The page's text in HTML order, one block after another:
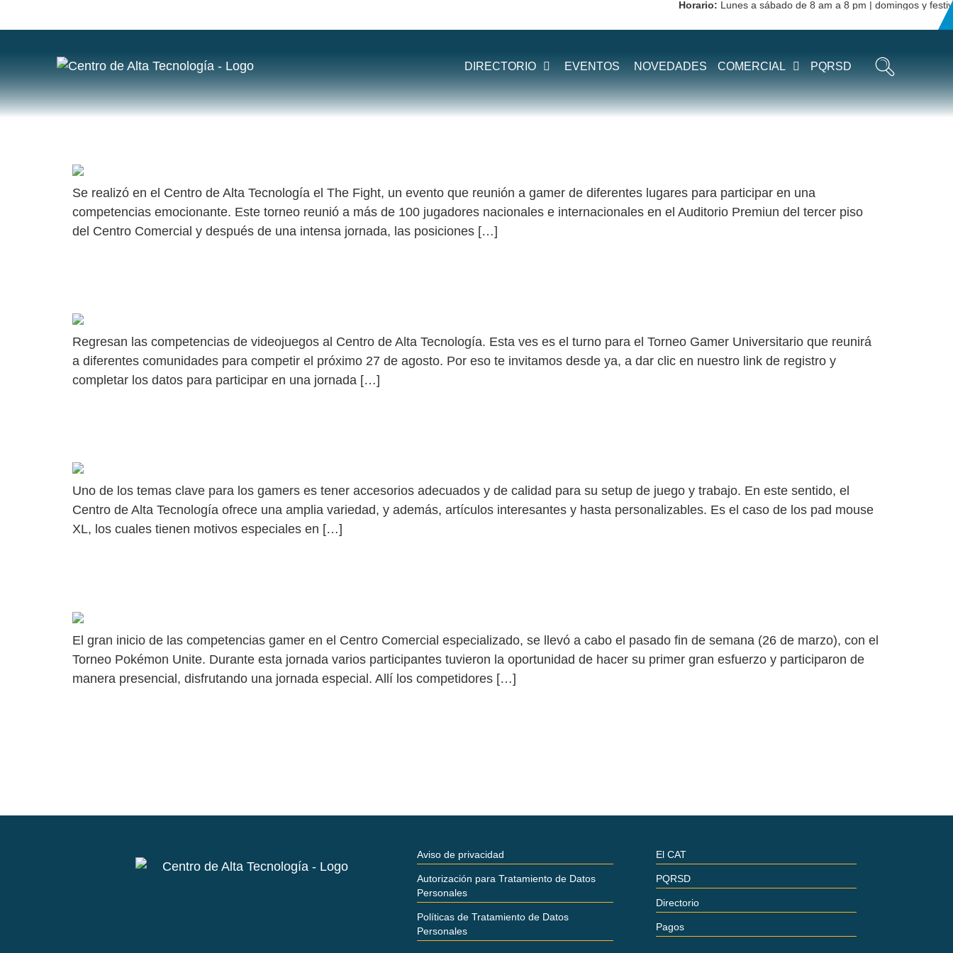
Horario:Lunes a sábado de 8 am a 8 pm | domingos y festivos
DIRECTORIO EVENTOS NOVEDADES COMERCIAL PQRSD
ETIQUETA:GAMERS
Se realizó en el Centro de Alta Tecnología el The Fight, un evento que reunión a gamer de diferentes lugares para participar en una
competencias emocionante. Este torneo reunió a más de 100 jugadores nacionales e internacionales en el Auditorio Premiun del tercer piso
del Centro Comercial y después de una intensa jornada, las posiciones […]
Regresan las competencias de videojuegos al Centro de Alta Tecnología. Esta ves es el turno para el Torneo Gamer Universitario que reunirá
a diferentes comunidades para competir el próximo 27 de agosto. Por eso te invitamos desde ya, a dar clic en nuestro link de registro y
completar los datos para participar en una jornada […]
Uno de los temas clave para los gamers es tener accesorios adecuados y de calidad para su setup de juego y trabajo. En este sentido, el
Centro de Alta Tecnología ofrece una amplia variedad, y además, artículos interesantes y hasta personalizables. Es el caso de los pad mouse
XL, los cuales tienen motivos especiales en […]
El gran inicio de las competencias gamer en el Centro Comercial especializado, se llevó a cabo el pasado fin de semana (26 de marzo), con el
Torneo Pokémon Unite. Durante esta jornada varios participantes tuvieron la oportunidad de hacer su primer gran esfuerzo y participaron de
manera presencial, disfrutando una jornada especial. Allí los competidores […]
Aviso de privacidad
Autorización para Tratamiento de Datos
Personales
Políticas de Tratamiento de Datos
Personales
El CAT
PQRSD
Directorio
Pagos